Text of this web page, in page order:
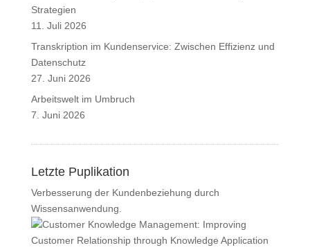
Strategien
11. Juli 2026
Transkription im Kundenservice: Zwischen Effizienz und
Datenschutz
27. Juni 2026
Arbeitswelt im Umbruch
7. Juni 2026
Letzte Puplikation
Verbesserung der Kundenbeziehung durch
Wissensanwendung.